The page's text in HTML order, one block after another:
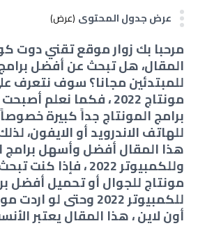
عرض جدول المحتوى (عرض)
مرحبا بك زوار موقع تقني دوت
المقال، هل تبحث عن أفضل
للمبتدئين مجانا؟ سوف نتعرف
مونتاج 2022 ، فكما نعلم
برامج المونتاج جداً كبيرة
للهاتف الاندرويد أو الايفون،
هذا المقال أفضل وأسهل برامج
وللكمبيوتر 2022 ،
مونتاج للجوال أو تحميل أفضل
للكمبيوتر 2022 وحتى
أون لاين ، هذا المقال يعتبر